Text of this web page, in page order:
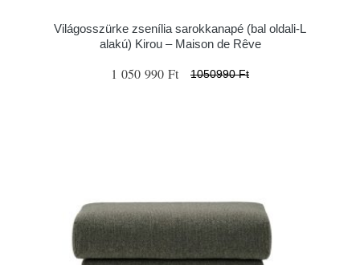
Világosszürke zsenília sarokkanapé (bal oldali-L
alakú) Kirou – Maison de Rêve
1 050 990 Ft 1050990 Ft